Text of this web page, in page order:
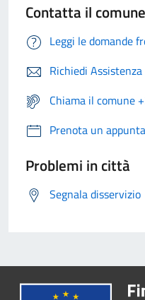
Contatta il comune
Leggi le domande
Richiedi Assistenza
Chiama il comune
Prenota un
Problemi in città
Segnala disservizio